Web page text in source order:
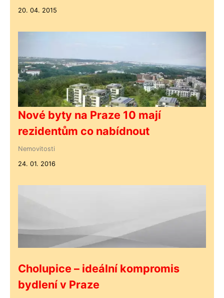
20. 04. 2015
Nové byty na Praze 10 mají
rezidentům co nabídnout
Nemovitosti
24. 01. 2016
Cholupice – ideální kompromis
bydlení v Praze